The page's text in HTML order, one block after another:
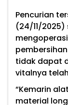
Pencurian
(24/11/
tidak dapat
vitalnya
“Kemarin
material